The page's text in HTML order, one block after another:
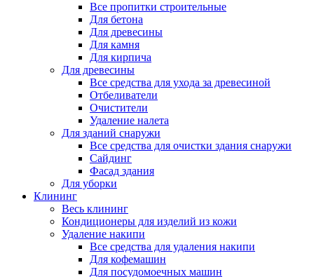
Все пропитки строительные
Для бетона
Для древесины
Для камня
Для кирпича
Для древесины
Все средства для ухода за древесиной
Отбеливатели
Очистители
Удаление налета
Для зданий снаружи
Все средства для очистки здания снаружи
Сайдинг
Фасад здания
Для уборки
Клининг
Весь клининг
Кондиционеры для изделий из кожи
Удаление накипи
Все средства для удаления накипи
Для кофемашин
Для посудомоечных машин